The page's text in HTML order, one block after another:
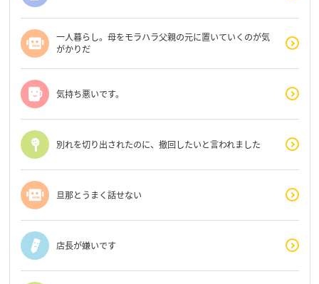
一人暮らし。母をモラハラ父親の元に置いていくのが気
がかりだ
気持ち悪いです。
別れを切り出されたのに、撤回したいと言われました
旦那とうまく話せない
店長が嫌いです